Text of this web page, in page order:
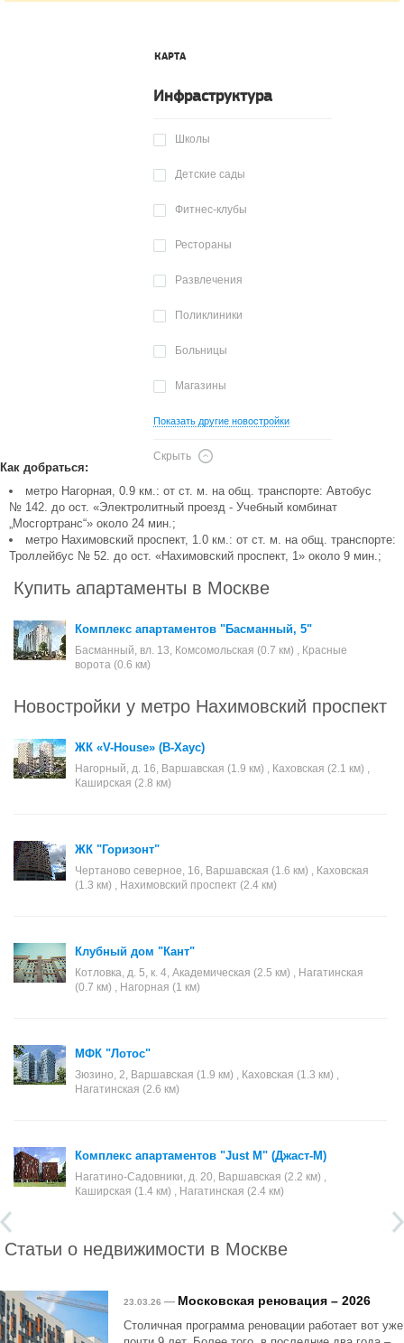
КАРТА
Инфраструктура
Школы
Детские сады
Фитнес-клубы
Рестораны
Развлечения
Поликлиники
Больницы
Магазины
Показать другие новостройки
Скрыть
Как добраться:
метро Нагорная, 0.9 км.: от ст. м. на общ. транспорте: Автобус
№ 142. до ост. «Электролитный проезд - Учебный комбинат
„Мосгортранс“» около 24 мин.;
метро Нахимовский проспект, 1.0 км.: от ст. м. на общ. транспорте:
Троллейбус № 52. до ост. «Нахимовский проспект, 1» около 9 мин.;
Купить апартаменты в Москве
Комплекс апартаментов "Басманный, 5"
Басманный, вл. 13, Комсомольская (0.7 км) , Красные
ворота (0.6 км)
Новостройки у метро Нахимовский проспект
ЖК «V-House» (В-Хаус)
Нагорный, д. 16, Варшавская (1.9 км) , Каховская (2.1 км) ,
Каширская (2.8 км)
ЖК "Горизонт"
Чертаново северное, 16, Варшавская (1.6 км) , Каховская
(1.3 км) , Нахимовский проспект (2.4 км)
Клубный дом "Кант"
Котловка, д. 5, к. 4, Академическая (2.5 км) , Нагатинская
(0.7 км) , Нагорная (1 км)
МФК "Лотос"
Зюзино, 2, Варшавская (1.9 км) , Каховская (1.3 км) ,
Нагатинская (2.6 км)
Комплекс апартаментов "Just M" (Джаст-М)
Нагатино-Садовники, д. 20, Варшавская (2.2 км) ,
Каширская (1.4 км) , Нагатинская (2.4 км)
Статьи о недвижимости в Москве
23.03.26 — Московская реновация – 2026
Столичная программа реновации работает вот уже